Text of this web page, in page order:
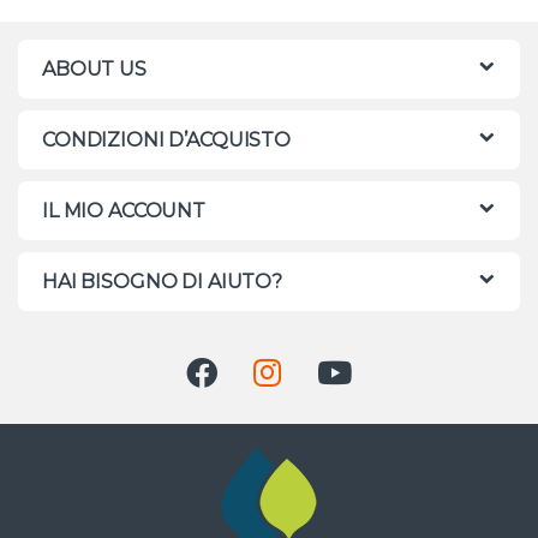
ABOUT US
CONDIZIONI D’ACQUISTO
IL MIO ACCOUNT
HAI BISOGNO DI AIUTO?